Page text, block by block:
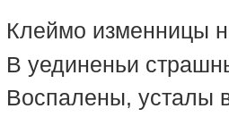
Клеймо изменницы
В уединеньи
Воспалены, усталы